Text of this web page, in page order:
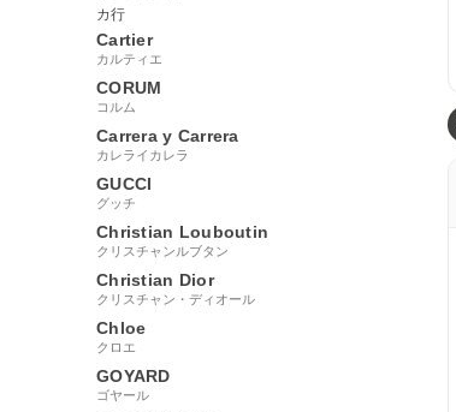
カ行
Cartier
カルティエ
CORUM
コルム
Carrera y Carrera
カレライカレラ
GUCCI
グッチ
Christian Louboutin
クリスチャンルブタン
Christian Dior
クリスチャン・ディオール
Chloe
クロエ
GOYARD
ゴヤール